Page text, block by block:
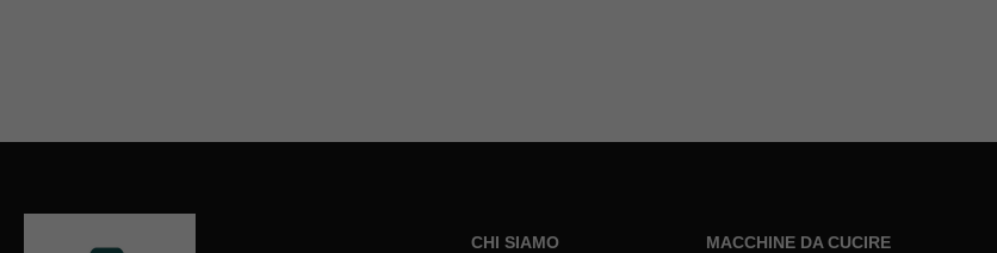
CHI SIAMO MACCHINE DA CUCIRE